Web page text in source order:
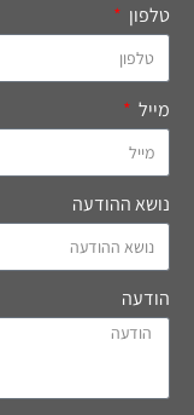
טלפון
מייל
נושא ההודעה
הודעה